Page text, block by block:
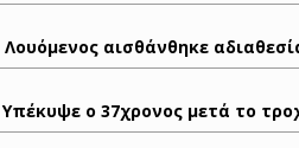
αισθάνθηκε
ο 37χρονος μετά το